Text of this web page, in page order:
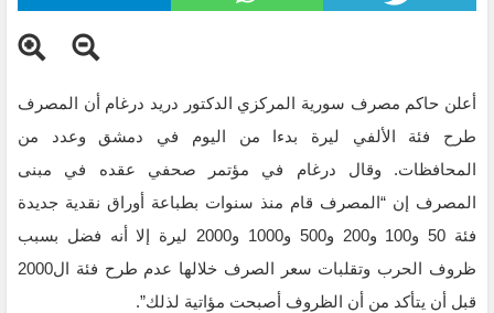
أعلن حاكم مصرف سورية المركزي الدكتور دريد درغام أن المصرف
طرح فئة الألفي ليرة بدءا من اليوم في دمشق وعدد من
المحافظات. وقال درغام في مؤتمر صحفي عقده في مبنى
المصرف إن “المصرف قام منذ سنوات بطباعة أوراق نقدية جديدة
فئة 50 و100 و200 و500 و1000 و2000 ليرة إلا أنه فضل بسبب
ظروف الحرب وتقلبات سعر الصرف خلالها عدم طرح فئة ال2000
قبل أن يتأكد من أن الظروف أصبحت مؤاتية لذلك”.